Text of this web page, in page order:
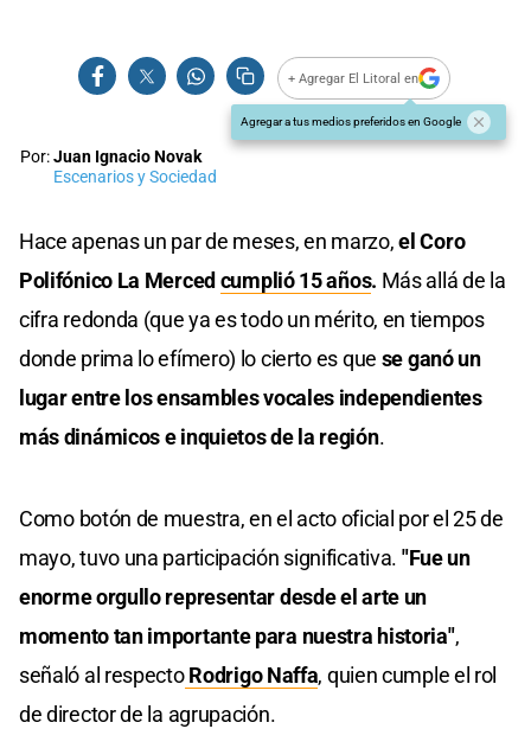
+ Agregar El Litoral en
Agregar a tus medios preferidos en Google
Por:Juan Ignacio Novak
Escenarios y Sociedad
Hace apenas un par de meses, en marzo,el Coro
Polifónico La Merced cumplió 15 años. Más allá de la
cifra redonda (que ya es todo un mérito, en tiempos
donde prima lo efímero) lo cierto es que se ganó un
lugar entre los ensambles vocales independientes
más dinámicos e inquietos de la región.
Como botón de muestra, en el acto oficial por el 25 de
mayo, tuvo una participación significativa. "Fue un
enorme orgullo representar desde el arte un
momento tan importante para nuestra historia",
señaló al respectoRodrigo Naffa, quien cumple el rol
de director de la agrupación.